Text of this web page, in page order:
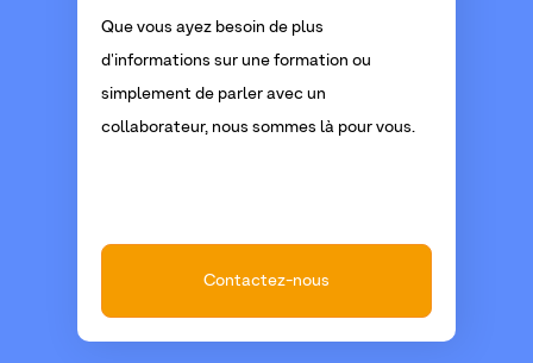
Que vous ayez besoin de plus
d'informations sur une formation ou
simplement de parler avec un
collaborateur, nous sommes là pour vous.
Contactez-nous